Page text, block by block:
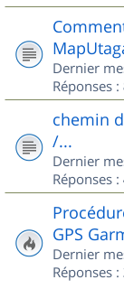
Dernier
Réponses :
chemin
/...
Dernier
Réponses :
GPS
Dernier
Réponses :